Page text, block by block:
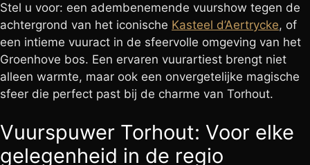
Stel u voor: een adembenemende vuurshow tegen de
achtergrond van het iconische Kasteel d’Aertrycke, of
een intieme vuuract in de sfeervolle omgeving van het
Groenhove bos. Een ervaren vuurartiest brengt niet
alleen warmte, maar ook een onvergetelijke magische
sfeer die perfect past bij de charme van Torhout.
Vuurspuwer Torhout: Voor elke
gelegenheid in de regio